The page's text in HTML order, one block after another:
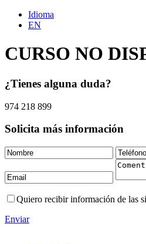
Idioma
EN
CURSO NO
¿Tienes alguna duda?
974 218 899
Solicita más información
Quiero recibir información de las
Enviar